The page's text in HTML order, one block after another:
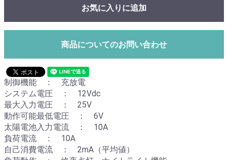
お気に入りに追加
商品についてのお問い合わせ
制御機能 ： 充放電
システム電圧 ： 12Vdc
最大入力電圧 ： 25V
動作可能最低電圧 ： 6V
太陽電池入力電流 ： 10A
負荷電流 ： 10A
自己消費電流 ： 2mA（平均値）